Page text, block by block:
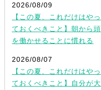
2026/08/09
【この夏、これだけはやっ
ておくべきこと】朝から頭
を働かせることに慣れる
2026/08/07
【この夏、これだけはやっ
ておくべきこと】自分が大